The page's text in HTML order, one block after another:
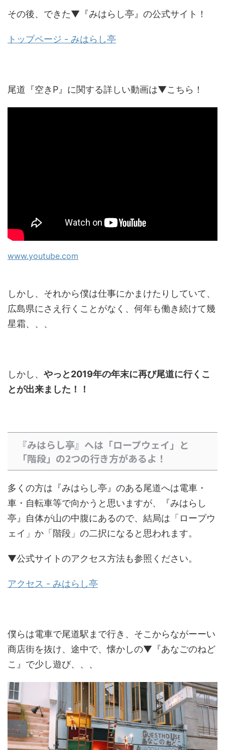
その後、できた▼『みはらし亭』の公式サイト！
トップページ - みはらし亭
尾道『空きP』に関する詳しい動画は▼こちら！
www.youtube.com
しかし、それから僕は仕事にかまけたりしていて、
広島県にさえ行くことがなく、何年も働き続けて幾
星霜、、、
しかし、 やっと2019年の年末に再び尾道に行くこ
とが出来ました！！
『みはらし亭』へは「ロープウェイ」と
「階段」の2つの行き方があるよ！
多くの方は『みはらし亭』のある尾道へは電車・
車・自転車等で向かうと思いますが、『みはらし
亭』自体が山の中腹にあるので、結局は「ロープウ
ェイ」か「階段」の二択になると思われます。
▼公式サイトのアクセス方法も参照ください。
アクセス - みはらし亭
僕らは電車で尾道駅まで行き、そこからながーーい
商店街を抜け、途中で、懐かしの▼『あなごのねど
こ』で少し遊び、、、